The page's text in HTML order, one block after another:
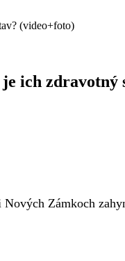
(video+foto)
ich zdravotný
Zámkoch